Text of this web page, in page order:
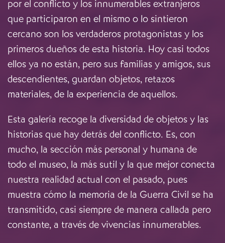
por el conflicto y los innumerables extranjeros
que participaron en el mismo o lo sintieron
cercano son los verdaderos protagonistas y los
primeros dueños de esta historia. Hoy casi todos
ellos ya no están, pero sus familias y amigos, sus
descendientes, guardan objetos, retazos
materiales, de la experiencia de aquellos.
Esta galería recoge la diversidad de objetos y las
historias que hay detrás del conflicto. Es, con
mucho, la sección más personal y humana de
todo el museo, la más sutil y la que mejor conecta
nuestra realidad actual con el pasado, pues
muestra cómo la memoria de la Guerra Civil se ha
transmitido, casi siempre de manera callada pero
constante, a través de vivencias innumerables.